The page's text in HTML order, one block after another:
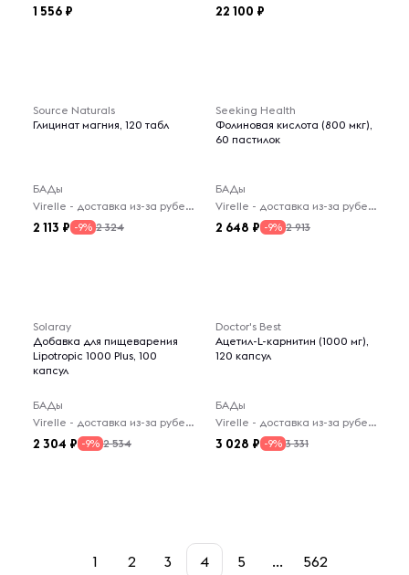
1 556 22 100
Source Naturals
Глицинат магния, 120 табл
БАДы
Virelle - доставка из-за рубежа
2 113 -9% 2 324
Seeking Health
Фолиновая кислота (800 мкг),
60 пастилок
БАДы
Virelle - доставка из-за рубежа
2 648 -9% 2 913
Solaray
Добавка для пищеварения
Lipotropic 1000 Plus, 100
капсул
БАДы
Virelle - доставка из-за рубежа
2 304 -9% 2 534
Doctor's Best
Ацетил-L-карнитин (1000 мг),
120 капсул
БАДы
Virelle - доставка из-за рубежа
3 028 -9% 3 331
1 2 3 4 5 ... 562